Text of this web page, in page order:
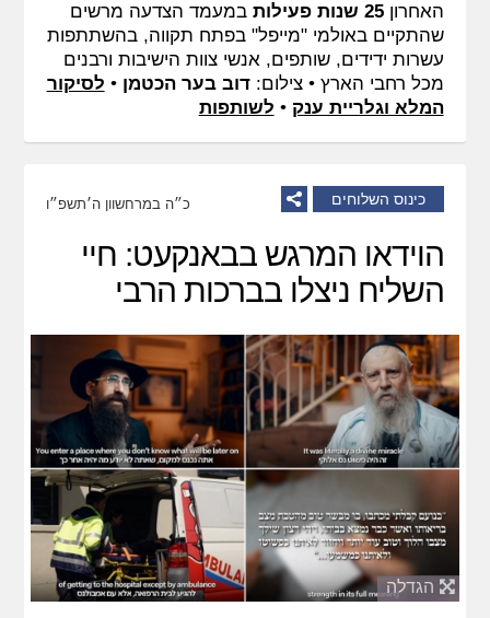
האחרון 25 שנות פעילות
במעמד הצדעה מרשים
שהתקיים באולמי "מייפל" בפתח תקווה, בהשתתפות
עשרות ידידים, שותפים, אנשי צוות הישיבות ורבנים
מכל רחבי הארץ • צילום: דוב בער הכטמן • לסיקור
המלא וגלריית ענק • לשותפות
כינוס השלוחים כ״ה במרחשוון ה׳תשפ״ו
הוידאו המרגש בבאנקעט: חיי
השליח ניצלו בברכות הרבי
הגדלה